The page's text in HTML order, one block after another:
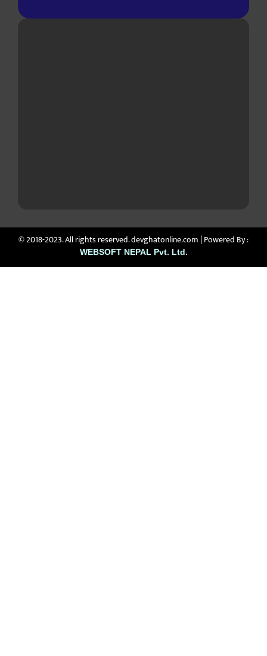
© 2018-2023. All rights reserved. devghatonline.com | Powered By :
WEBSOFT NEPAL Pvt. Ltd.